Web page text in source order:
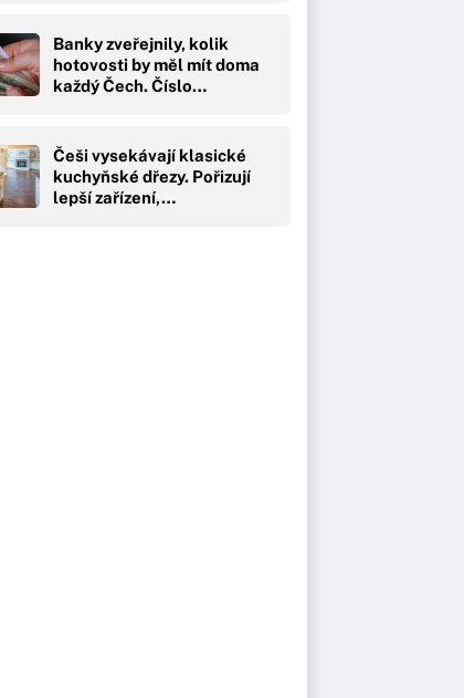
Banky zveřejnily, kolik
hotovosti by měl mít doma
každý Čech. Číslo…
Češi vysekávají klasické
kuchyňské dřezy. Pořizují
lepší zařízení,…